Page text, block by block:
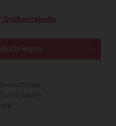
Größentabelle
legen
und Saum